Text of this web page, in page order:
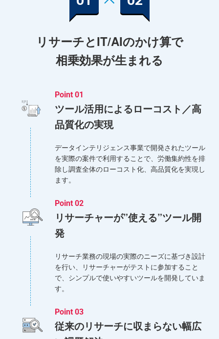
リサーチとIT/AIのかけ算で
相乗効果が生まれる
Point 01
ツール活用によるローコスト／高
品質化の実現
データインテリジェンス事業で開発されたツール
を実際の案件で利用することで、労働集約性を排
除し調査全体のローコスト化、高品質化を実現し
ます。
Point 02
リサーチャーが”使える”ツール開
発
リサーチ業務の現場の実際のニーズに基づき設計
を行い、リサーチャーがテストに参加すること
で、シンプルで使いやすいツールを開発していま
す。
Point 03
従来のリサーチに収まらない幅広